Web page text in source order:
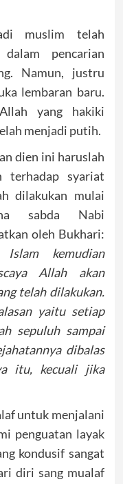
muslim telah
pencarian
Namun, justru
lembaran baru.
yang hakiki
menjadi putih.
dien ini haruslah
terhadap syariat
dilakukan mulai
sabda Nabi
oleh Bukhari:
Islam kemudian
Allah akan
telah dilakukan.
yaitu setiap
sepuluh sampai
dibalas
itu, kecuali jika
untuk menjalani
penguatan layak
kondusif sangat
diri sang mualaf